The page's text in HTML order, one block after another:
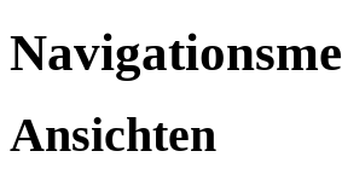
Ansichten